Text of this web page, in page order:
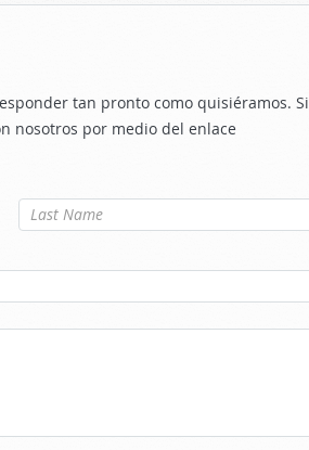
tan pronto como quisiéramos. Si
nosotros por medio del enlace
Apellido*